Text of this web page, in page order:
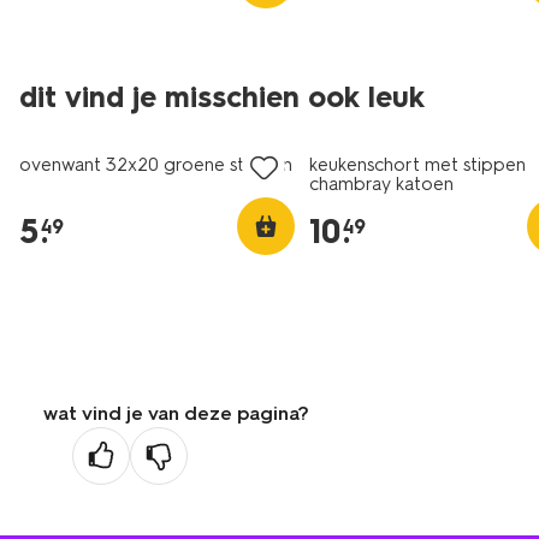
dit vind je misschien ook leuk
ovenwant 32x20 groene stippen
5.
49
keukenschort met stippen
chambray katoen
10.
49
wat vind je van deze pagina?